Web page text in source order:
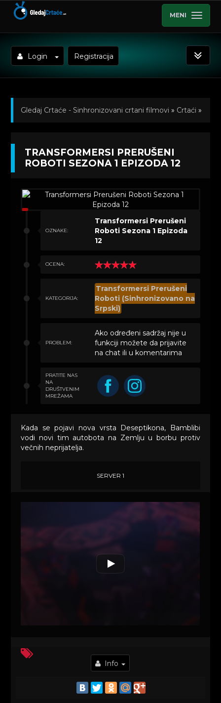
MENI
Login Registracija
Gledaj Crtaće - Sinhronizovani crtani filmovi » Crtaći »
Srpski)»Kratkometrazni crtani filmovi» Transformersi
TRANSFORMERSI PRERUŠENI
ROBOTI SEZONA 1 EPIZODA 12
OZNAKE:
Transformersi Prerušeni
Roboti Sezona 1 Epizoda
12
OCENA:
KATEGORIJA:
Transformersi Prerušeni
Roboti (Sinhronizovano na
Srpski)
PROBLEM:
Ako određeni sadržaj nije u
funkciji možete da prijavite
na chat ili u komentarima
PRATITE NAS
NA
DRUŠTVENIM
MREŽAMA
Kada se pojavi nova vrsta Deseptikona, Bamblibi
vodi novi tim autobota na Zemlju u borbu protiv
večnih neprijatelja.
SERVER 1
Info